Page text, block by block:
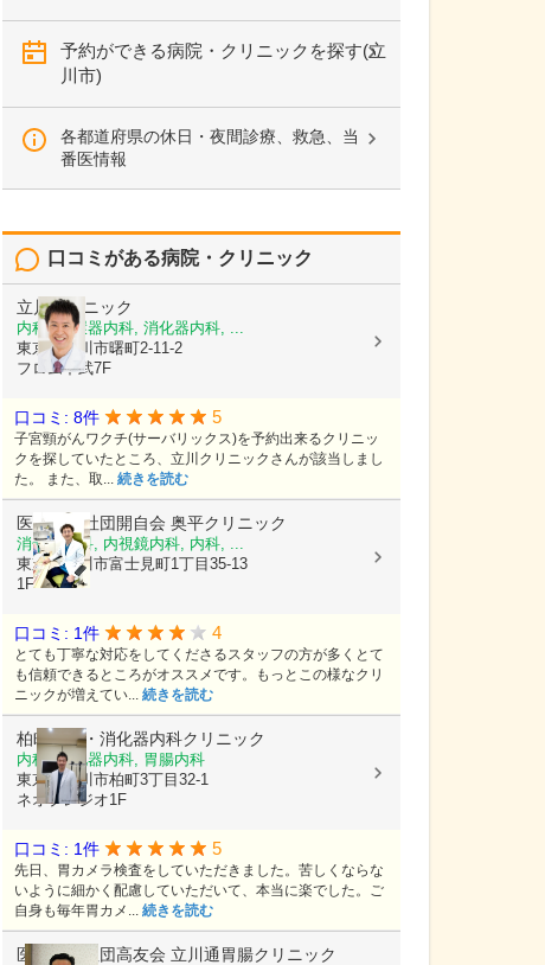
予約ができる病院・クリニックを探す(立
川市)
各都道府県の休日・夜間診療、救急、当
番医情報
口コミがある病院・クリニック
立川クリニック
内科, 循環器内科, 消化器内科, ...
東京都立川市曙町2-11-2
フロム中武7F
口コミ: 8件 5
子宮頸がんワクチ(サーバリックス)を予約出来るクリニッ
クを探していたところ、立川クリニックさんが該当しまし
た。 また、取... 続きを読む
医療法人社団開自会 奥平クリニック
消化器内科, 内視鏡内科, 内科, ...
東京都立川市富士見町1丁目35-13
1F
口コミ: 1件 4
とても丁寧な対応をしてくださるスタッフの方が多くとて
も信頼できるところがオススメです。もっとこの様なクリ
ニックが増えてい... 続きを読む
柏町内科・消化器内科クリニック
内科, 消化器内科, 胃腸内科
東京都立川市柏町3丁目32-1
ネオプレジオ1F
口コミ: 1件 5
先日、胃カメラ検査をしていただきました。苦しくならな
いように細かく配慮していただいて、本当に楽でした。ご
自身も毎年胃カメ... 続きを読む
医療法人社団高友会 立川通胃腸クリニック